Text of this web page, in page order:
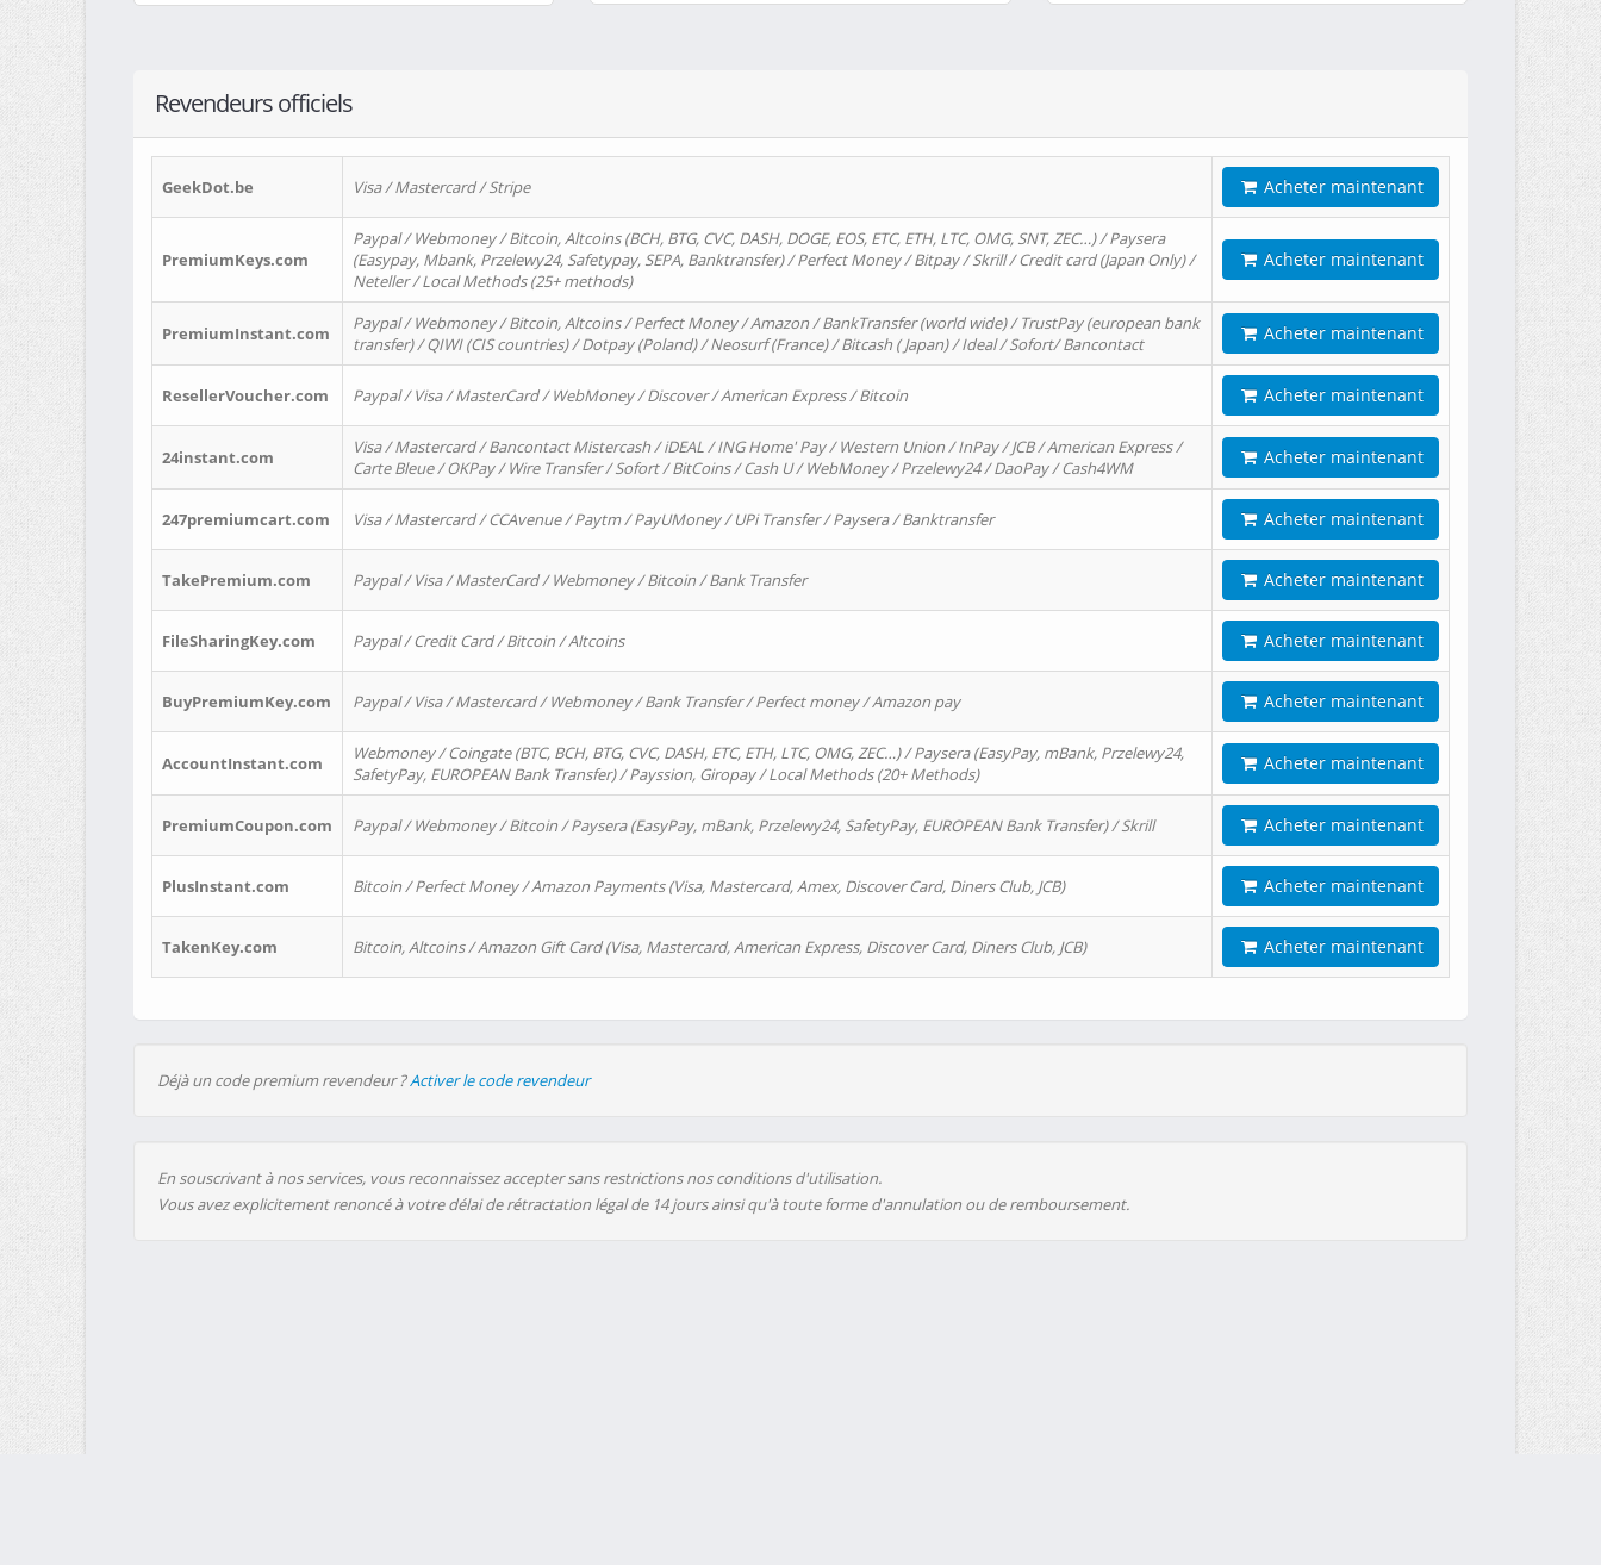
Revendeurs officiels
GeekDot.be Visa / Mastercard / Stripe Acheter maintenant
PremiumKeys.com
Paypal / Webmoney / Bitcoin, Altcoins (BCH, BTG, CVC, DASH, DOGE, EOS, ETC, ETH, LTC, OMG, SNT, ZEC…) / Paysera
(Easypay, Mbank, Przelewy24, Safetypay, SEPA, Banktransfer) / Perfect Money / Bitpay / Skrill / Credit card (Japan Only) /
Neteller / Local Methods (25+ methods)
Acheter maintenant
PremiumInstant.com
Paypal / Webmoney / Bitcoin, Altcoins / Perfect Money / Amazon / BankTransfer (world wide) / TrustPay (european bank
transfer) / QIWI (CIS countries) / Dotpay (Poland) / Neosurf (France) / Bitcash ( Japan) / Ideal / Sofort/ Bancontact
Acheter maintenant
ResellerVoucher.com Paypal / Visa / MasterCard / WebMoney / Discover / American Express / Bitcoin Acheter maintenant
24instant.com
Visa / Mastercard / Bancontact Mistercash / iDEAL / ING Home' Pay / Western Union / InPay / JCB / American Express /
Carte Bleue / OKPay / Wire Transfer / Sofort / BitCoins / Cash U / WebMoney / Przelewy24 / DaoPay / Cash4WM
Acheter maintenant
247premiumcart.com Visa / Mastercard / CCAvenue / Paytm / PayUMoney / UPi Transfer / Paysera / Banktransfer Acheter maintenant
TakePremium.com Paypal / Visa / MasterCard / Webmoney / Bitcoin / Bank Transfer Acheter maintenant
FileSharingKey.com Paypal / Credit Card / Bitcoin / Altcoins Acheter maintenant
BuyPremiumKey.com Paypal / Visa / Mastercard / Webmoney / Bank Transfer / Perfect money / Amazon pay Acheter maintenant
AccountInstant.com
Webmoney / Coingate (BTC, BCH, BTG, CVC, DASH, ETC, ETH, LTC, OMG, ZEC…) / Paysera (EasyPay, mBank, Przelewy24,
SafetyPay, EUROPEAN Bank Transfer) / Payssion, Giropay / Local Methods (20+ Methods)
Acheter maintenant
PremiumCoupon.com Paypal / Webmoney / Bitcoin / Paysera (EasyPay, mBank, Przelewy24, SafetyPay, EUROPEAN Bank Transfer) / Skrill Acheter maintenant
PlusInstant.com Bitcoin / Perfect Money / Amazon Payments (Visa, Mastercard, Amex, Discover Card, Diners Club, JCB) Acheter maintenant
TakenKey.com Bitcoin, Altcoins / Amazon Gift Card (Visa, Mastercard, American Express, Discover Card, Diners Club, JCB) Acheter maintenant
Déjà un code premium revendeur ?Activer le code revendeur
En souscrivant à nos services, vous reconnaissez accepter sans restrictions nos conditions d'utilisation.
Vous avez explicitement renoncé à votre délai de rétractation légal de 14 jours ainsi qu'à toute forme d'annulation ou de remboursement.